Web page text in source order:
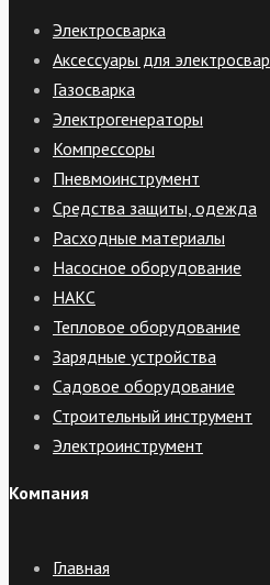
Электросварка
Аксессуары для
Газосварка
Электрогенераторы
Компрессоры
Пневмоинструмент
Средства защиты, одежда
Расходные материалы
Насосное оборудование
НАКС
Тепловое оборудование
Зарядные устройства
Садовое оборудование
Строительный инструмент
Электроинструмент
Компания
Главная